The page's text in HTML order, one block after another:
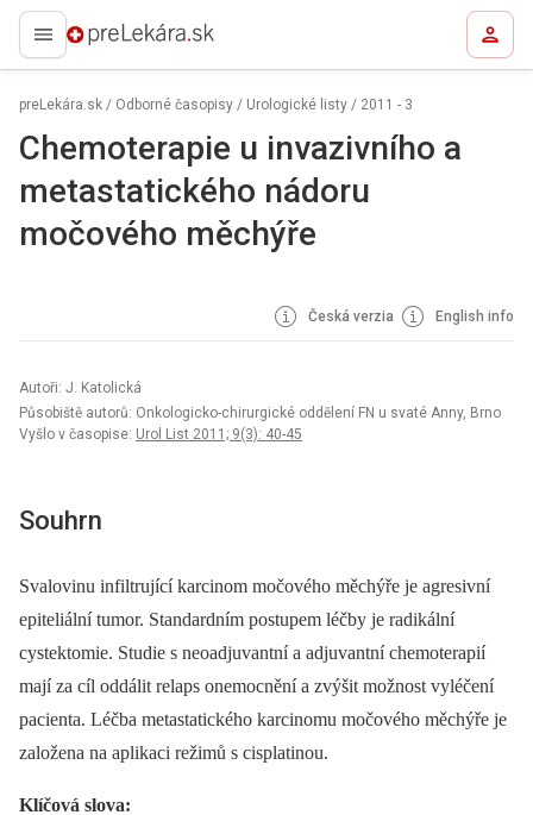
preLekára.sk
preLekára.sk / Odborné časopisy / Urologické listy / 2011 - 3
Chemoterapie u invazivního a
metastatického nádoru
močového měchýře
Česká verzia English info
Autoři: J. Katolická
Působiště autorů: Onkologicko-chirurgické oddělení FN u svaté Anny, Brno
Vyšlo v časopise: Urol List 2011; 9(3): 40-45
Souhrn
Svalovinu infiltrující karcinom močového měchýře je agresivní
epiteliální tumor. Standardním postupem léčby je radikální
cystektomie. Studie s neoadjuvantní a adjuvantní chemoterapií
mají za cíl oddálit relaps onemocnění a zvýšit možnost vyléčení
pacienta. Léčba metastatického karcinomu močového měchýře je
založena na aplikaci režimů s cisplatinou.
Klíčová slova: